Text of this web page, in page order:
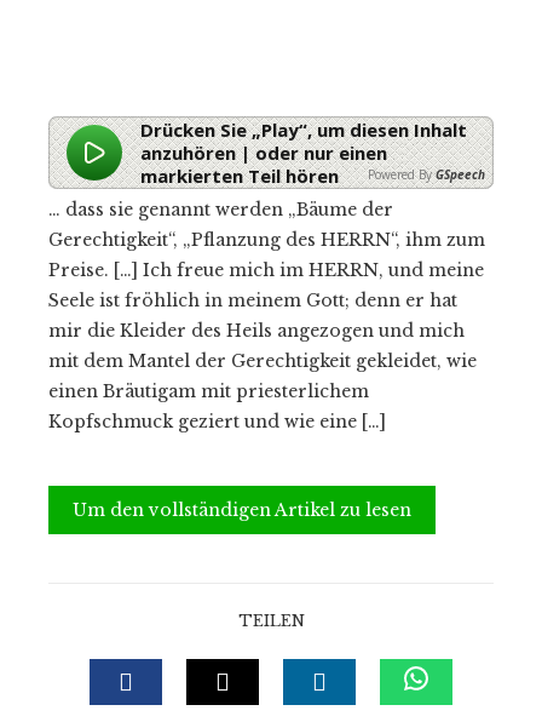
Drücken Sie „Play“, um diesen Inhalt
anzuhören | oder nur einen
markierten Teil hören
Powered By GSpeech
… dass sie genannt werden „Bäume der
Gerechtigkeit“, „Pflanzung des HERRN“, ihm zum
Preise. […] Ich freue mich im HERRN, und meine
Seele ist fröhlich in meinem Gott; denn er hat
mir die Kleider des Heils angezogen und mich
mit dem Mantel der Gerechtigkeit gekleidet, wie
einen Bräutigam mit priesterlichem
Kopfschmuck geziert und wie eine […]
Um den vollständigen Artikel zu lesen
TEILEN